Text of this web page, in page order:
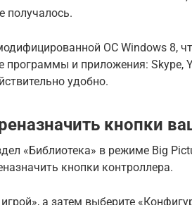
получалось.
ОС Windows 8,
программы и приложения: Skype,
удобно.
кнопки
«Библиотека» в режиме Big
кнопки контроллера.
а затем выберите